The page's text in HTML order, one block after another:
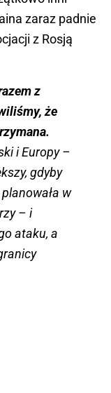
zaraz padnie
z Rosją
z
że
i Europy –
gdyby
w
– i
ataku, a